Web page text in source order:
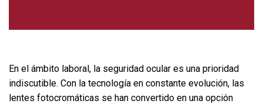
En el ámbito laboral, la seguridad ocular es una prioridad
indiscutible. Con la tecnología en constante evolución, las
lentes fotocromáticas se han convertido en una opción